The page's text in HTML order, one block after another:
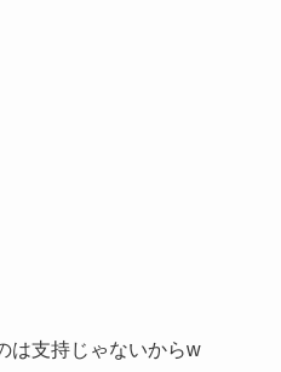
は支持じゃないからw